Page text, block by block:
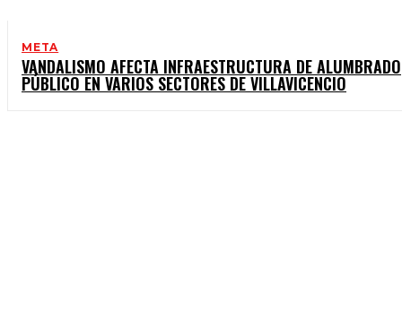
META
VANDALISMO AFECTA INFRAESTRUCTURA DE ALUMBRADO
PÚBLICO EN VARIOS SECTORES DE VILLAVICENCIO